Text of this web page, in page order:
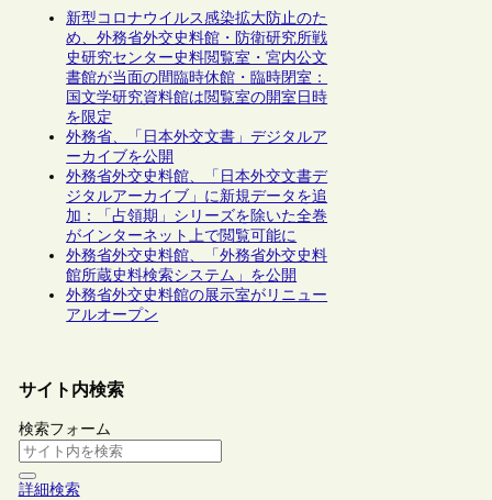
新型コロナウイルス感染拡大防止のた
め、外務省外交史料館・防衛研究所戦
史研究センター史料閲覧室・宮内公文
書館が当面の間臨時休館・臨時閉室：
国文学研究資料館は閲覧室の開室日時
を限定
外務省、「日本外交文書」デジタルア
ーカイブを公開
外務省外交史料館、「日本外交文書デ
ジタルアーカイブ」に新規データを追
加：「占領期」シリーズを除いた全巻
がインターネット上で閲覧可能に
外務省外交史料館、「外務省外交史料
館所蔵史料検索システム」を公開
外務省外交史料館の展示室がリニュー
アルオープン
サイト内検索
検索フォーム
詳細検索